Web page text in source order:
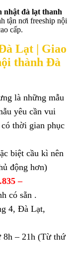
nhật đà lạt thanh
tận nơi freeship nội
cấp.
Lạt | Giao
thành Đà
là những mẫu
yêu cần vui
thời gian phục
biệt cầu kì nên
động hơn)
–
có sẵn .
4, Đà Lạt,
8h – 21h (Từ thứ